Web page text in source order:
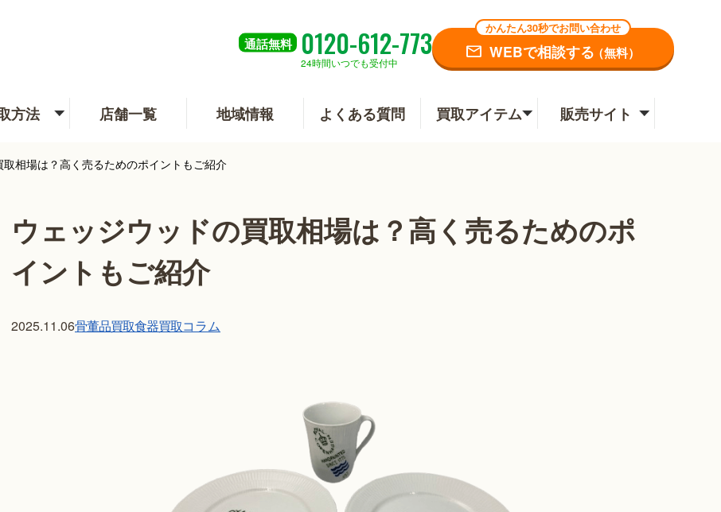
通話無料 0120-612-773
24時間いつでも受付中
かんたん30秒でお問い合わせ
WEBで相談する（無料）
方法 店舗一覧 地域情報 よくある質問 買取アイテム 販売サイト
相場は？高く売るためのポイントもご紹介
ウェッジウッドの買取相場は？高く売るためのポ
イントもご紹介
2025.11.06骨董品買取食器買取コラム